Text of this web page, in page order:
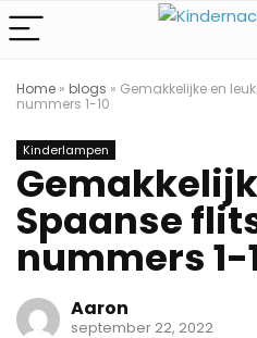
Home » blogs » Gemakkelijke en
nummers 1-10
Kinderlampen
Spaanse
nummers 1-
Aaron
september 22, 2022